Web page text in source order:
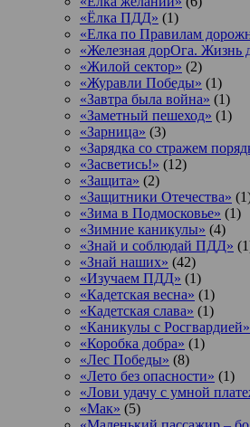
«Ёлка ПДД» (1)
«Елка по Правилам
«Железная дорОга. Жизнь
«Жилой сектор» (2)
«Журавли Победы» (1)
«Завтра была война» (1)
«Заметный пешеход» (1)
«Зарница» (3)
«Зарядка со стражем
«Засветись!» (12)
«Защита» (2)
«Защитники Отечества»
«Зима в Подмосковье» (1)
«Зимние каникулы» (4)
«Знай и соблюдай ПДД»
«Знай наших» (42)
«Изучаем ПДД» (1)
«Кадетская весна» (1)
«Кадетская слава» (1)
«Каникулы с Росгвардией»
«Коробка добра» (1)
«Лес Победы» (8)
«Лето без опасности» (1)
«Лови удачу с умной
«Мак» (5)